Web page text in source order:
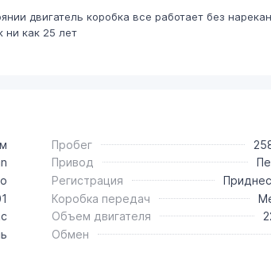
двигатель коробка все работает без
ни как 25 лет
Пробег
Привод
Регистрация
Коробка передач
Объем двигателя
Обмен